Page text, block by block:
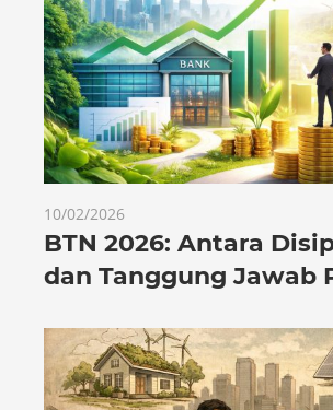
10/02/2026
BTN 2026: Antara
dan Tanggung Jawab